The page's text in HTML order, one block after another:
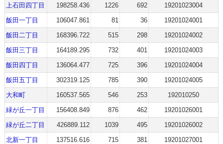
上石田四丁目 198258.436 1226 692
19201023004
飯田一丁目
106047.861 81 36
19201024001
飯田二丁目
168396.722 515 298
19201024002
飯田三丁目
164189.295 732 401
19201024003
飯田四丁目
136064.477 725 396
19201024004
飯田五丁目
302319.125 785 390
19201024005
大和町
160537.565 546 253
192010250
緑が丘一丁目
156408.849 876 462
19201026001
緑が丘二丁目
426889.112 1039 495
19201026002
北新一丁目
137516.616 715 381
19201027001